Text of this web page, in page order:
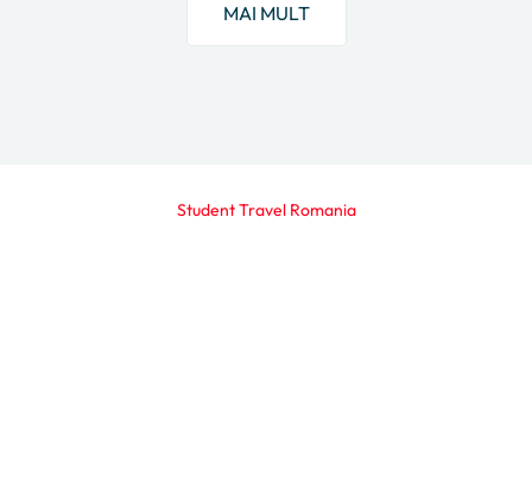
MAI MULT
Student Travel Romania
Gata să scrii propria ta